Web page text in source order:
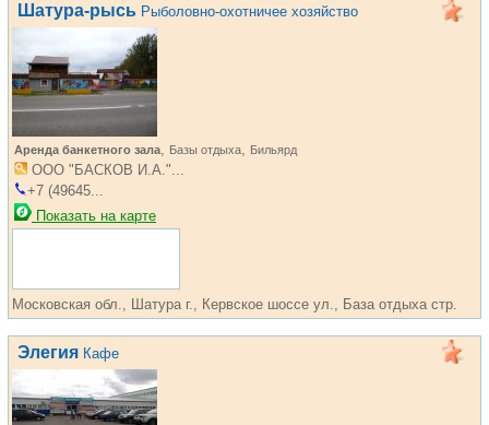
Шатура-рысь Рыболовно-охотничее хозяйство
Аренда банкетного зала, Базы отдыха, Бильярд
ООО "БАСКОВ И.А."...
+7 (49645...
Показать на карте
Московская обл., Шатура г., Кервское шоссе ул., База отдыха стр.
Элегия Кафе